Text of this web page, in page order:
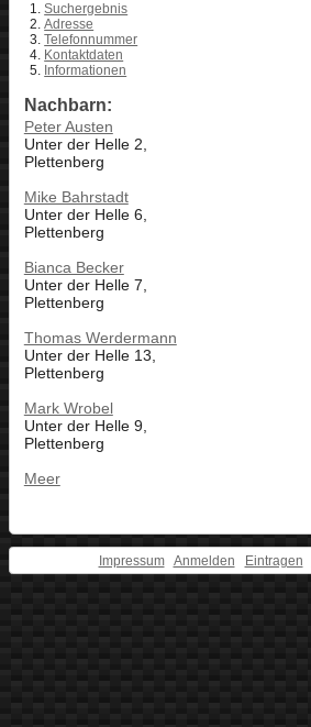
Suchergebnis
Adresse
Telefonnummer
Kontaktdaten
Informationen
Nachbarn:
Peter Austen
Unter der Helle 2,
Plettenberg
Mike Bahrstadt
Unter der Helle 6,
Plettenberg
Bianca Becker
Unter der Helle 7,
Plettenberg
Thomas Werdermann
Unter der Helle 13,
Plettenberg
Mark Wrobel
Unter der Helle 9,
Plettenberg
Meer
Impressum Anmelden Eintragen